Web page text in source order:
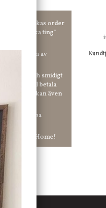
kr skickas order
våra "unika ting"
vid anmälan av
enkelt och smidigt
hur du vill betala
Och du kan även
ha snabba
in hos Jb Home!